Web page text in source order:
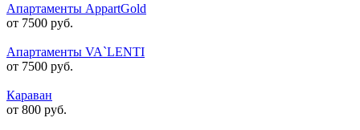
Апартаменты AppartGold
от 7500 руб.
Апартаменты VA`LENTI
от 7500 руб.
Караван
от 800 руб.